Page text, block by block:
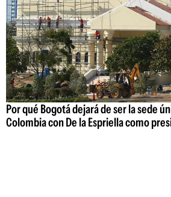
Por qué Bogotá dejará de ser la sede
Colombia con De la Espriella como